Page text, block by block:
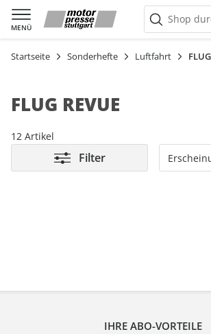
MENÜ
Shop
Warenkorb
Startseite Sonderhefte Luftfahrt
FLUG REVUE
12 Artikel
Filter
IHRE ABO-VORTEILE